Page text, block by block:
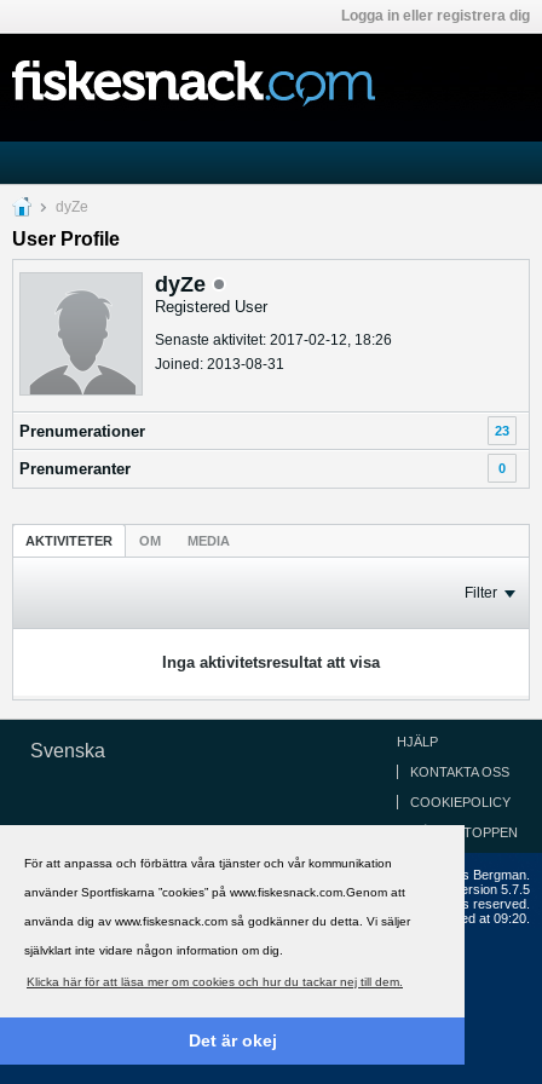
För att anpassa och förbättra våra tjänster och vår kommunikation
använder Sportfiskarna ”cookies” på www.fiskesnack.com.Genom att
använda dig av www.fiskesnack.com så godkänner du detta. Vi säljer
självklart inte vidare någon information om dig.
Klicka här för att läsa mer om cookies och hur du tackar nej till dem.
Det är okej
Logga in eller registrera dig
dyZe
User Profile
dyZe
Registered User
Senaste aktivitet: 2017-02-12, 18:26
Joined: 2013-08-31
Prenumerationer 23
Prenumeranter 0
AKTIVITETER OM MEDIA
Filter
Inga aktivitetsresultat att visa
Svenska HJÄLP
KONTAKTA OSS
COOKIEPOLICY
GÅ TILL TOPPEN
Copyright ©2002 - 2021, FiskeSnack.com. Grundad 2002 av Anders Bergman.
Powered byvBulletin®
Version 5.7.5
Copyright © 2026 MH Sub I, LLC dba vBulletin. All rights reserved.
All times are GMT+1. This page was generated at 09:20.